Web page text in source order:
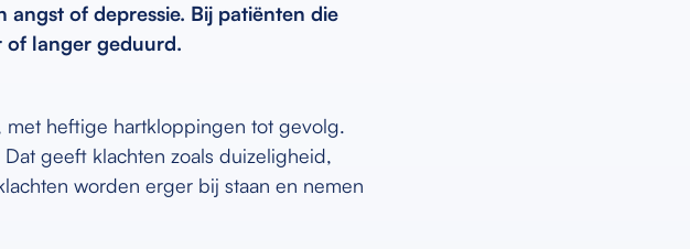
of depressie. Bij patiënten die
of langer geduurd.
met heftige hartkloppingen tot gevolg.
geeft klachten zoals duizeligheid,
worden erger bij staan en nemen